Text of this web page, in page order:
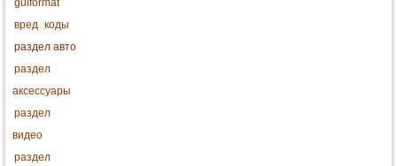
guiformat
вред коды
раздел авто
раздел
аксессуары
раздел
видео
раздел